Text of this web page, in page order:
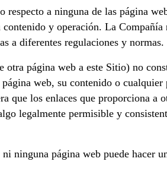
a ninguna de las página
y operación. La
a diferentes regulaciones y normas.
página web a este Sitio) no
web, su contenido o
que los enlaces que proporciona a
legalmente permisible y
ninguna página web puede hacer